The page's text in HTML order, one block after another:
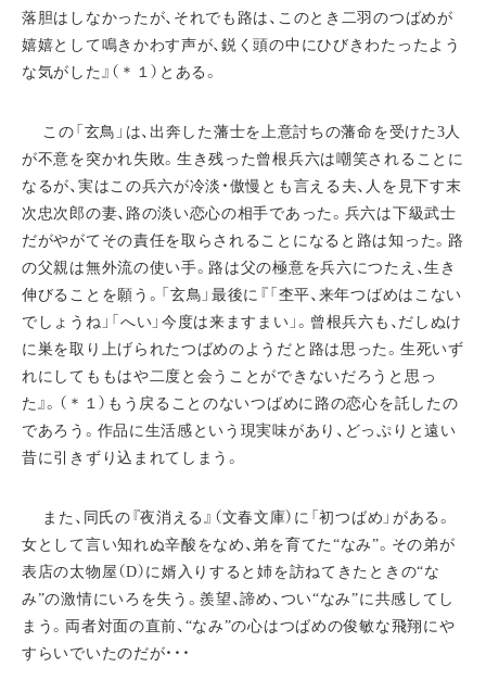
落胆はしなかったが、それでも路は、このとき二羽のつばめが
嬉嬉として鳴きかわす声が、鋭く頭の中にひびきわたったよう
な気がした』（＊１）とある。
この「玄鳥」は、出奔した藩士を上意討ちの藩命を受けた3人
が不意を突かれ失敗。生き残った曾根兵六は嘲笑されることに
なるが、実はこの兵六が冷淡・傲慢とも言える夫、人を見下す末
次忠次郎の妻、路の淡い恋心の相手であった。兵六は下級武士
だがやがてその責任を取らされることになると路は知った。路
の父親は無外流の使い手。路は父の極意を兵六につたえ、生き
伸びることを願う。「玄鳥」最後に『「杢平、来年つばめはこない
でしょうね」「へい」今度は来ますまい」。曾根兵六も、だしぬけ
に巣を取り上げられたつばめのようだと路は思った。生死いず
れにしてももはや二度と会うことができないだろうと思っ
た』。（＊１）もう戻ることのないつばめに路の恋心を託したの
であろう。作品に生活感という現実味があり、どっぷりと遠い
昔に引きずり込まれてしまう。
また、同氏の『夜消える』（文春文庫）に「初つばめ」がある。
女として言い知れぬ辛酸をなめ、弟を育てた“なみ”。その弟が
表店の太物屋（D）に婿入りすると姉を訪ねてきたときの“な
み”の激情にいろを失う。羨望、諦め、つい“なみ”に共感してし
まう。両者対面の直前、“なみ”の心はつばめの俊敏な飛翔にや
すらいでいたのだが・・・